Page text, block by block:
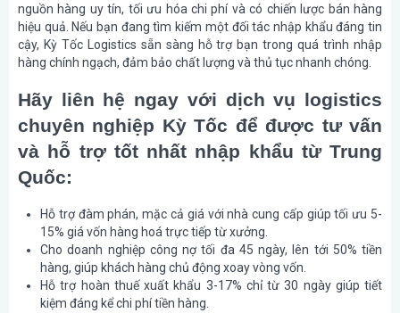
nguồn hàng uy tín, tối ưu hóa chi phí và có chiến lược bán hàng
hiệu quả. Nếu bạn đang tìm kiếm một đối tác nhập khẩu đáng tin
cậy, Kỳ Tốc Logistics sẵn sàng hỗ trợ bạn trong quá trình nhập
hàng chính ngạch, đảm bảo chất lượng và thủ tục nhanh chóng.
Hãy liên hệ ngay với dịch vụ logistics
chuyên nghiệp Kỳ Tốc để được tư vấn
và hỗ trợ tốt nhất nhập khẩu từ Trung
Quốc:
Hỗ trợ đàm phán, mặc cả giá với nhà cung cấp giúp tối ưu 5-
15% giá vốn hàng hoá trực tiếp từ xưởng.
Cho doanh nghiệp công nợ tối đa 45 ngày, lên tới 50% tiền
hàng, giúp khách hàng chủ động xoay vòng vốn.
Hỗ trợ hoàn thuế xuất khẩu 3-17% chỉ từ 30 ngày giúp tiết
kiệm đáng kể chi phí tiền hàng.